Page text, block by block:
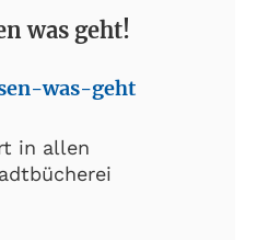
was geht!
was-geht
in allen